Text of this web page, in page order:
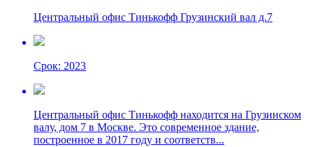
Центральный офис Тинькофф Грузинский вал д.7
Срок: 2023
Центральный офис Тинькофф находится на Грузинском
валу, дом 7 в Москве. Это современное здание,
построенное в 2017 году и соответств...